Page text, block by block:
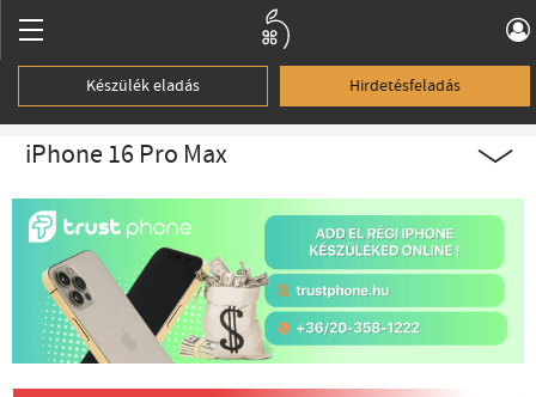
Készülék eladás Hirdetésfeladás
iPhone 16 Pro Max